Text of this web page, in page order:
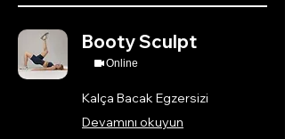
Booty Sculpt
Online
Kalça Bacak Egzersizi
Devamını okuyun